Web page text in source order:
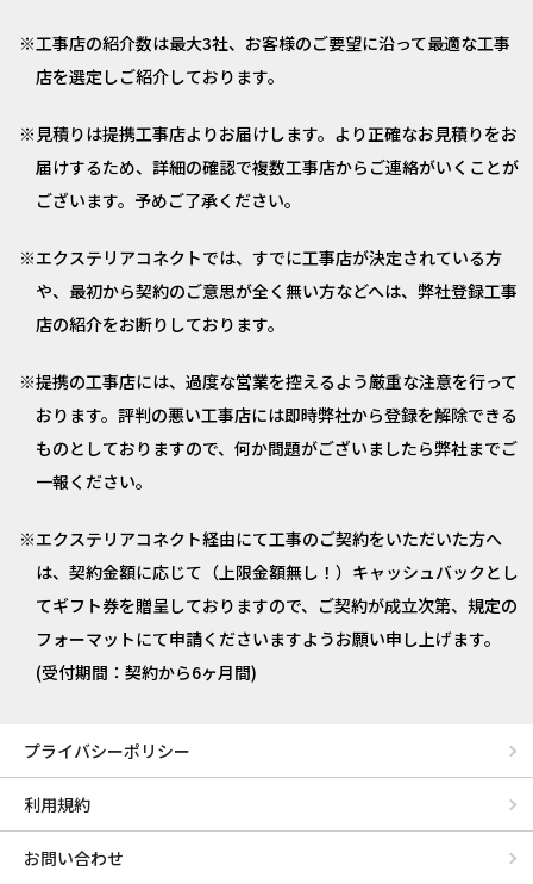
工事店の紹介数は最大3社、お客様のご要望に沿って最適な工事
店を選定しご紹介しております。
見積りは提携工事店よりお届けします。より正確なお見積りをお
届けするため、詳細の確認で複数工事店からご連絡がいくことが
ございます。予めご了承ください。
エクステリアコネクトでは、すでに工事店が決定されている方
や、最初から契約のご意思が全く無い方などへは、弊社登録工事
店の紹介をお断りしております。
提携の工事店には、過度な営業を控えるよう厳重な注意を行って
おります。評判の悪い工事店には即時弊社から登録を解除できる
ものとしておりますので、何か問題がございましたら弊社までご
一報ください。
エクステリアコネクト経由にて工事のご契約をいただいた方へ
は、契約金額に応じて（上限金額無し！）キャッシュバックとし
てギフト券を贈呈しておりますので、ご契約が成立次第、規定の
フォーマットにて申請くださいますようお願い申し上げます。
(受付期間：契約から6ヶ月間)
プライバシーポリシー
利用規約
お問い合わせ